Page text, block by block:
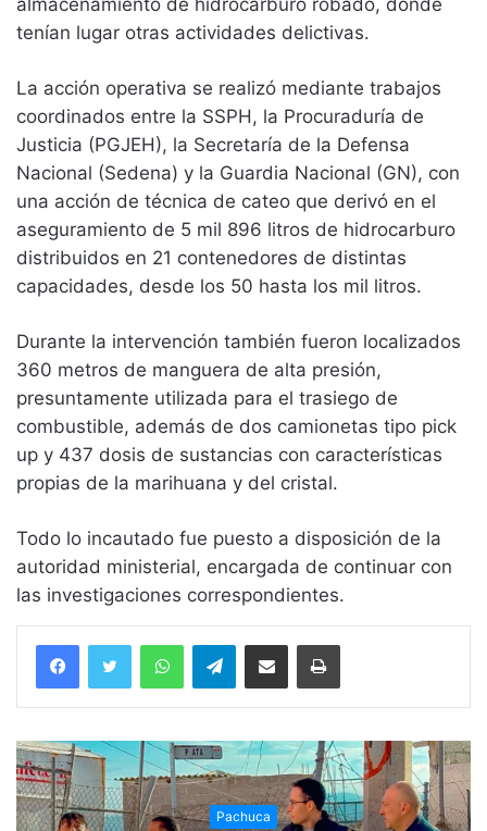
almacenamiento de hidrocarburo robado, donde
tenían lugar otras actividades delictivas.
La acción operativa se realizó mediante trabajos
coordinados entre la SSPH, la Procuraduría de
Justicia (PGJEH), la Secretaría de la Defensa
Nacional (Sedena) y la Guardia Nacional (GN), con
una acción de técnica de cateo que derivó en el
aseguramiento de 5 mil 896 litros de hidrocarburo
distribuidos en 21 contenedores de distintas
capacidades, desde los 50 hasta los mil litros.
Durante la intervención también fueron localizados
360 metros de manguera de alta presión,
presuntamente utilizada para el trasiego de
combustible, además de dos camionetas tipo pick
up y 437 dosis de sustancias con características
propias de la marihuana y del cristal.
Todo lo incautado fue puesto a disposición de la
autoridad ministerial, encargada de continuar con
las investigaciones correspondientes.
WhatsAppTelegramCompartir vía email Imprimir
Pachuca